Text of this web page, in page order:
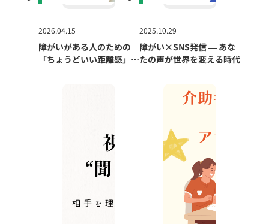
2026.04.15
障がいがある人のための
「ちょうどいい距離感」と
2025.10.29
障がい×SNS発信 ― あな
たの声が世界を変える時代